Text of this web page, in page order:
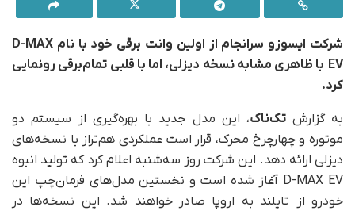
شرکت ایسوزو سرانجام از اولین وانت برقی خود با نام D-MAX
EV با ظاهری مشابه نسخه دیزلی، اما با قلبی تمام‌برقی رونمایی
کرد.
به گزارش تک‌ناک، این مدل جدید با بهره‌گیری از سیستم دو
موتوره و چهارچرخ محرک، قرار است عملکردی هم‌تراز با نسخه‌های
دیزلی ارائه دهد. این شرکت روز سه‌شنبه اعلام کرد که تولید انبوه
D-MAX EV آغاز شده است و نخستین مدل‌های فرمان‌چپ این
خودرو از تایلند به اروپا صادر خواهند شد. این نسخه‌ها در